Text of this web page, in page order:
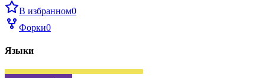
В избранном0
Форки0
Языки